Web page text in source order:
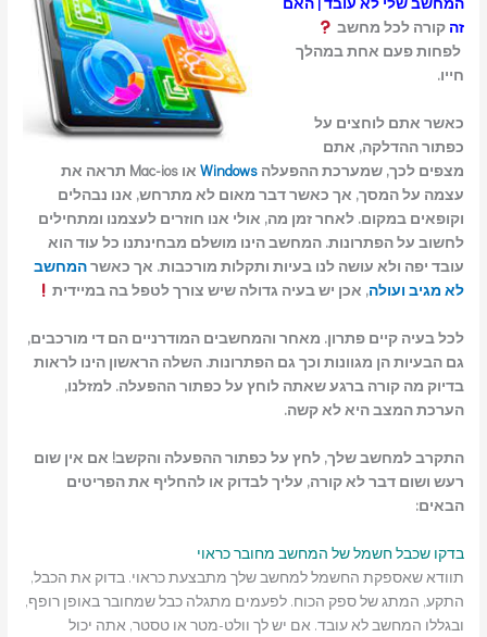
זהקורה לכל מחשב
לפחות פעם אחת במהלך
חייו.
כאשר אתם לוחצים על
כפתור ההדלקה, אתם
מצפים לכך, שמערכת ההפעלהWindows
או Mac-ios תראה את
עצמה על המסך, אך כאשר דבר מאום לא מתרחש, אנו נבהלים
וקופאים במקום. לאחר זמן מה, אולי אנו חוזרים לעצמנו ומתחילים
לחשוב על הפתרונות. המחשב הינו מושלם מבחינתנו כל עוד הוא
עובד יפה ולא עושה לנו בעיות ותקלות מורכבות. אך כאשרהמחשב
לא מגיב ועולה, אכן יש בעיה גדולה שיש צורך לטפל בה במיידית
לכל בעיה קיים פתרון. מאחר והמחשבים המודרניים הם די מורכבים,
גם הבעיות הן מגוונות וכך גם הפתרונות. השלה הראשון הינו לראות
בדיוק מה קורה ברגע שאתה לוחץ על כפתור ההפעלה. למזלנו,
הערכת המצב היא לא קשה.
התקרב למחשב שלך, לחץ על כפתור ההפעלה והקשב! אם אין שום
רעש ושום דבר לא קורה, עליך לבדוק או להחליף את הפריטים
הבאים:
בדקו שכבל חשמל של המחשב מחובר כראוי
תוודא שאספקת החשמל למחשב שלך מתבצעת כראוי. בדוק את הכבל,
התקע, המתג של ספק הכוח. לפעמים מתגלה כבל שמחובר באופן רופף,
ובגללו המחשב לא עובד. אם יש לך וולט-מטר או טסטר, אתה יכול